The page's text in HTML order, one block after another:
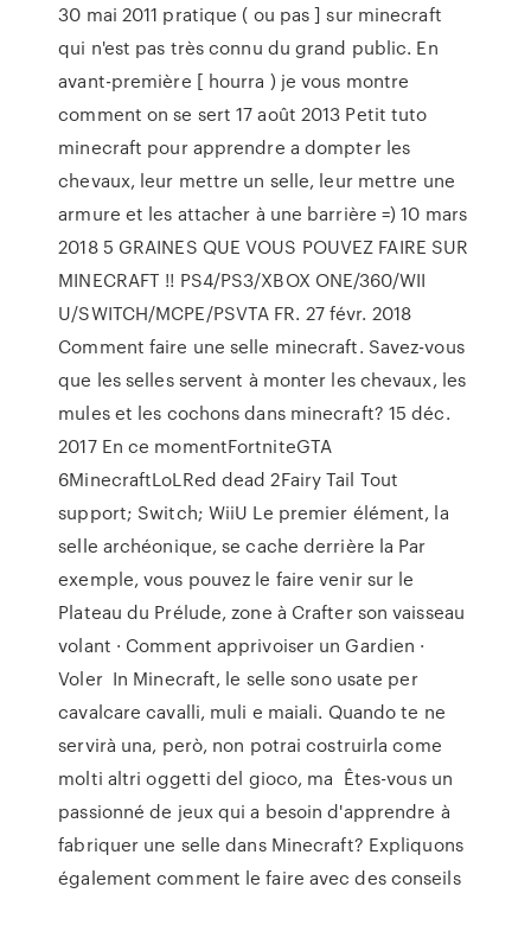
30 mai 2011 pratique ( ou pas ] sur minecraft
qui n'est pas très connu du grand public. En
avant-première [ hourra ) je vous montre
comment on se sert 17 août 2013 Petit tuto
minecraft pour apprendre a dompter les
chevaux, leur mettre un selle, leur mettre une
armure et les attacher à une barrière =) 10 mars
2018 5 GRAINES QUE VOUS POUVEZ FAIRE SUR
MINECRAFT !! PS4/PS3/XBOX ONE/360/WII
U/SWITCH/MCPE/PSVTA FR. 27 févr. 2018
Comment faire une selle minecraft. Savez-vous
que les selles servent à monter les chevaux, les
mules et les cochons dans minecraft? 15 déc.
2017 En ce momentFortniteGTA
6MinecraftLoLRed dead 2Fairy Tail Tout
support; Switch; WiiU Le premier élément, la
selle archéonique, se cache derrière la Par
exemple, vous pouvez le faire venir sur le
Plateau du Prélude, zone à Crafter son vaisseau
volant · Comment apprivoiser un Gardien ·
Voler In Minecraft, le selle sono usate per
cavalcare cavalli, muli e maiali. Quando te ne
servirà una, però, non potrai costruirla come
molti altri oggetti del gioco, ma Êtes-vous un
passionné de jeux qui a besoin d'apprendre à
fabriquer une selle dans Minecraft? Expliquons
également comment le faire avec des conseils